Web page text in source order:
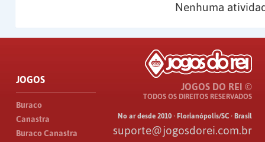
Nenhuma
JOGOS
Buraco
Canastra
Buraco Canastra
JOGOS DO REI ©
TODOS OS DIREITOS RESERVADOS
No ar desde 2010 · Florianópolis/SC · Brasil
suporte@jogosdorei.com.br